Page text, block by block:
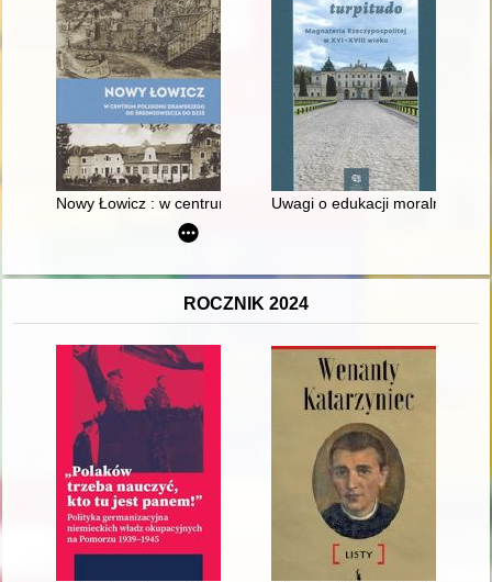
Nowy Łowicz : w centrum poligonu drawskiego od
Uwagi o edukacji moralnej
ROCZNIK 2024